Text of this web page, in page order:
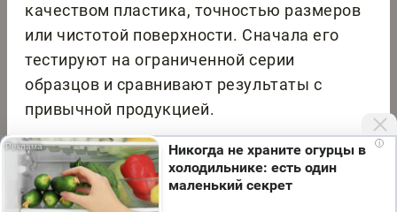
качеством пластика, точностью размеров
или чистотой поверхности. Сначала его
тестируют на ограниченной серии
образцов и сравнивают результаты с
привычной продукцией.
Грамотно организованная закупка
помогает поддерживать непрерывную
работу лаборатории без лишнего запаса.
i
Никогда не храните огурцы в
холодильнике: есть один
маленький секрет